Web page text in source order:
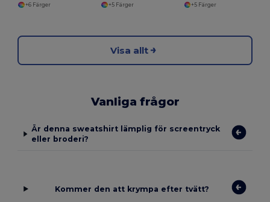
+6 Färger
+5 Färger
+5 Färger
Visa allt
Vanliga frågor
Är denna sweatshirt lämplig för screentryck
eller broderi?
Kommer den att krympa efter tvätt?